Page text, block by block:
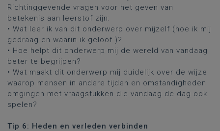
Richtinggevende vragen voor het geven van
betekenis aan leerstof zijn:
• Wat leer ik van dit onderwerp over mijzelf (hoe ik mij
gedraag en waarin ik geloof )?
• Hoe helpt dit onderwerp mij de wereld van vandaag
beter te begrijpen?
• Wat maakt dit onderwerp mij duidelijk over de wijze
waarop mensen in andere tijden en omstandigheden
omgingen met vraagstukken die vandaag de dag ook
spelen?
Tip 6: Heden en verleden verbinden